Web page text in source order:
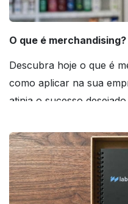
O que é
Descubra hoje o que é
como aplicar na sua
atinja o sucesso